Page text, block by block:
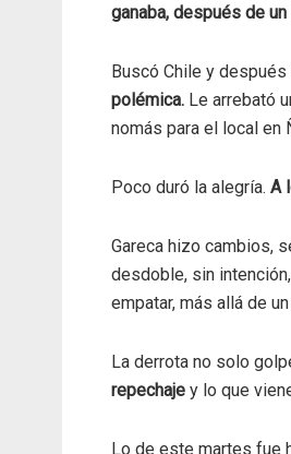
ganaba, después de
Buscó Chile y
polémica. Le arrebató
nomás para el local en
Poco duró la alegría. A
Gareca hizo cambios,
desdoble, sin
empatar, más allá de
La derrota no solo
repechaje y lo que
Lo de este martes fue